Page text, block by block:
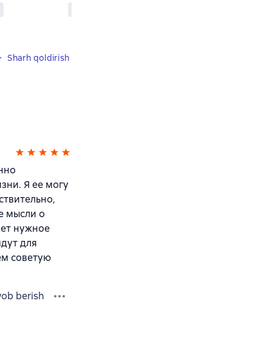
Sharh qoldirish
Я ее могу
мысли о
нужное
для
советую
berish